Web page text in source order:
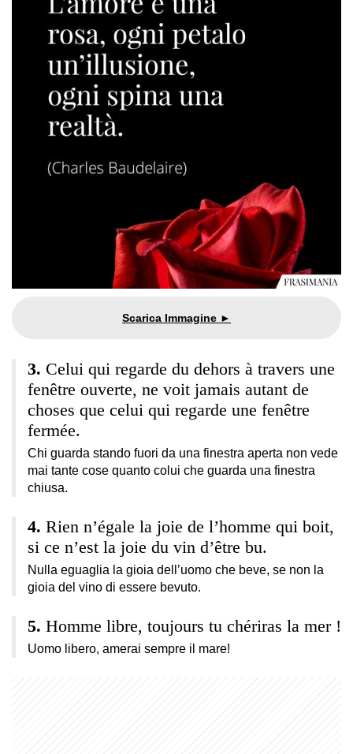
Celui qui regarde du dehors à travers une
fenêtre ouverte, ne voit jamais autant de
choses que celui qui regarde une fenêtre
fermée.
Chi guarda stando fuori da una finestra aperta non vede
mai tante cose quanto colui che guarda una finestra
chiusa.
Rien n’égale la joie de l’homme qui boit,
si ce n’est la joie du vin d’être bu.
Nulla eguaglia la gioia dell’uomo che beve, se non la
gioia del vino di essere bevuto.
Homme libre, toujours tu chériras la mer !
Uomo libero, amerai sempre il mare!